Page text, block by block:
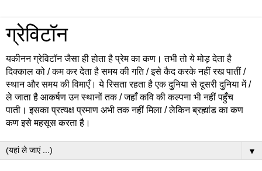
ग्रेविटॉन
यकीनन ग्रेविटॉन जैसा ही होता है प्रेम का कण। तभी तो ये मोड़ देता है
दिक्काल को / कम कर देता है समय की गति / इसे कैद करके नहीं रख पातीं /
स्थान और समय की विमाएँ। ये रिसता रहता है एक दुनिया से दूसरी दुनिया में /
ले जाता है आकर्षण उन स्थानों तक / जहाँ कवि की कल्पना भी नहीं पहुँच
पाती। इसका प्रत्यक्ष प्रमाण अभी तक नहीं मिला / लेकिन ब्रह्मांड का कण
कण इसे महसूस करता है।
▼